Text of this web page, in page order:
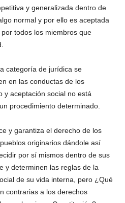
y generalizada dentro de
normal y por ello es aceptada
todos los miembros que
categoría de jurídica se
en las conductas de los
y aceptación social no está
procedimiento determinado.
y garantiza el derecho de los
originarios dándole así
por sí mismos dentro de sus
y determinen las reglas de la
de su vida interna, pero ¿Qué
contrarias a los derechos